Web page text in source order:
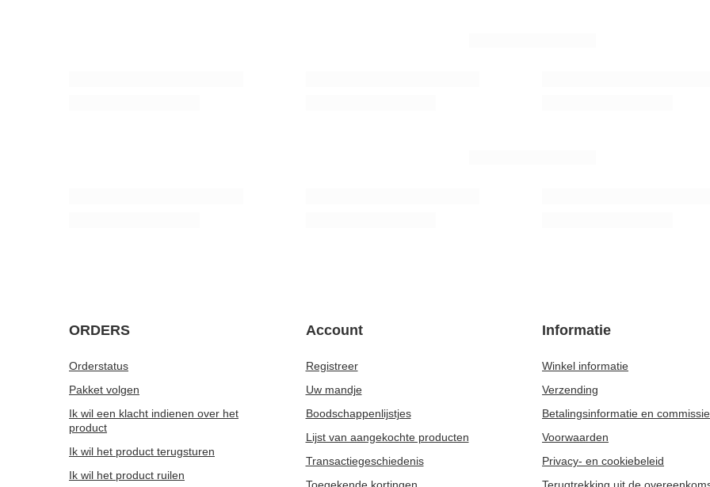
ORDERS
Orderstatus
Pakket volgen
Ik wil een klacht indienen over het
product
Ik wil het product terugsturen
Ik wil het product ruilen
Account
Registreer
Uw mandje
Boodschappenlijstjes
Lijst van aangekochte producten
Transactiegeschiedenis
Informatie
Winkel informatie
Verzending
Betalingsinformatie en
Voorwaarden
Privacy- en cookiebeleid